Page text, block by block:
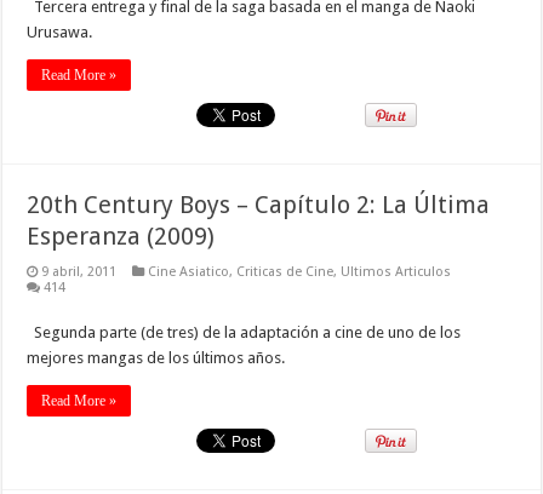
Tercera entrega y final de la saga basada en el manga de Naoki
Urusawa.
Read More »
20th Century Boys – Capítulo 2: La Última
Esperanza (2009)
9 abril, 2011 Cine Asiatico, Criticas de Cine, Ultimos Articulos
414
Segunda parte (de tres) de la adaptación a cine de uno de los
mejores mangas de los últimos años.
Read More »